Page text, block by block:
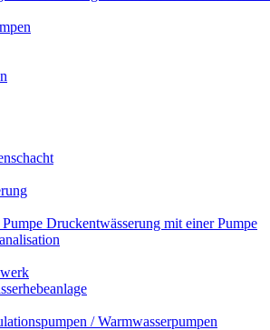
Druckentwässerung mit einer Pumpe
/ Warmwasserpumpen